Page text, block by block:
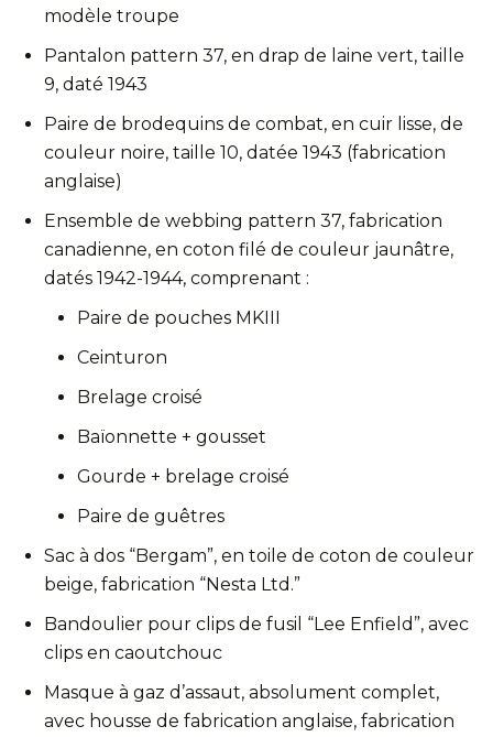
modèle troupe
Pantalon pattern 37, en drap de laine vert, taille
9, daté 1943
Paire de brodequins de combat, en cuir lisse, de
couleur noire, taille 10, datée 1943 (fabrication
anglaise)
Ensemble de webbing pattern 37, fabrication
canadienne, en coton filé de couleur jaunâtre,
datés 1942-1944, comprenant :
Paire de pouches MKIII
Ceinturon
Brelage croisé
Baïonnette + gousset
Gourde + brelage croisé
Paire de guêtres
Sac à dos “Bergam”, en toile de coton de couleur
beige, fabrication “Nesta Ltd.”
Bandoulier pour clips de fusil “Lee Enfield”, avec
clips en caoutchouc
Masque à gaz d’assaut, absolument complet,
avec housse de fabrication anglaise, fabrication